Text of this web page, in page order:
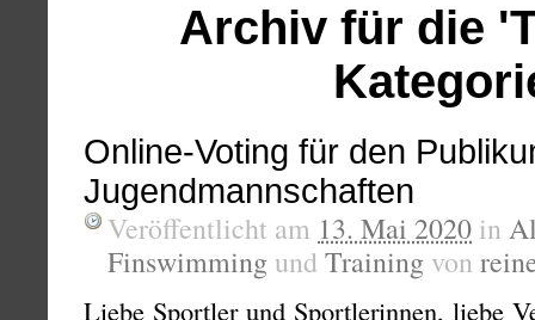
Archiv für die
Online-Voting für den
Jugendmannschaften
Veröffentlicht am 13. Mai 2020 in
Finswimming und Training von
Liebe Sportler und Sportlerinnen, liebe